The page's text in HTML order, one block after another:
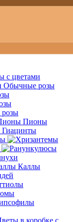
Обычные розы
Пионы
Гиацинты
Каллы
в коробке с